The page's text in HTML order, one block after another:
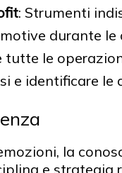
: Strumenti
durante le
tutte le
e identificare le
la
e strategia